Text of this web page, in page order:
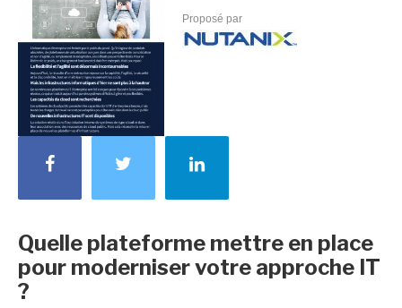
Proposé par
Quelle plateforme mettre en place
pour moderniser votre approche IT
?